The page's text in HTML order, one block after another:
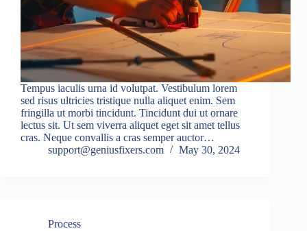
Tempus iaculis urna id volutpat. Vestibulum lorem
sed risus ultricies tristique nulla aliquet enim. Sem
fringilla ut morbi tincidunt. Tincidunt dui ut ornare
lectus sit. Ut sem viverra aliquet eget sit amet tellus
cras. Neque convallis a cras semper auctor…
support@geniusfixers.com
May 30, 2024
Process